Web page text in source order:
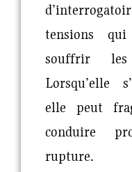
tensions
souffrir les
Lorsqu’elle
elle peut
conduire
rupture.